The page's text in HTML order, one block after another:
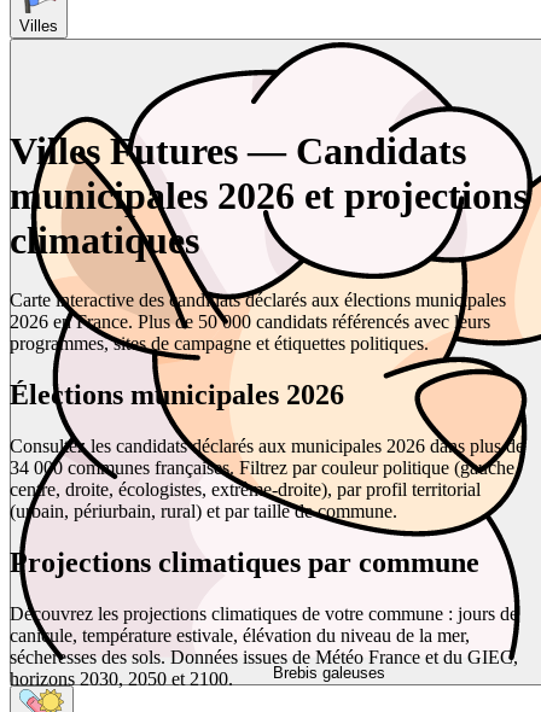
Villes
Brebis galeuses
Villes Futures — Candidats
municipales 2026 et projections
climatiques
Carte interactive des candidats déclarés aux élections municipales
2026 en France. Plus de 50 000 candidats référencés avec leurs
programmes, sites de campagne et étiquettes politiques.
Élections municipales 2026
Consultez les candidats déclarés aux municipales 2026 dans plus de
34 000 communes françaises. Filtrez par couleur politique (gauche,
centre, droite, écologistes, extrême-droite), par profil territorial
(urbain, périurbain, rural) et par taille de commune.
Projections climatiques par commune
Découvrez les projections climatiques de votre commune : jours de
canicule, température estivale, élévation du niveau de la mer,
sécheresses des sols. Données issues de Météo France et du GIEC,
horizons 2030, 2050 et 2100.